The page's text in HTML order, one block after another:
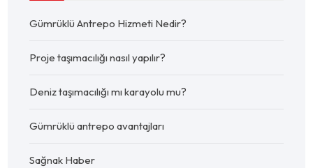
Gümrüklü Antrepo Hizmeti Nedir?
Proje taşımacılığı nasıl yapılır?
Deniz taşımacılığı mı karayolu mu?
Gümrüklü antrepo avantajları
Sağnak Haber